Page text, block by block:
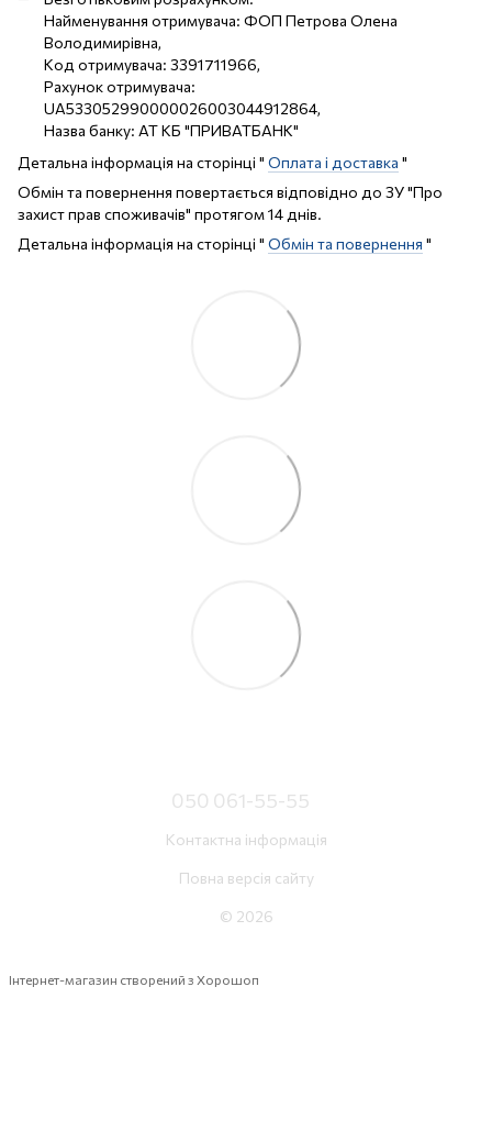
Найменування отримувача: ФОП Петрова Олена
Володимирівна,
Код отримувача: 3391711966,
Рахунок отримувача:
UA533052990000026003044912864,
Назва банку: АТ КБ "ПРИВАТБАНК"
Детальна інформація на сторінці " Оплата і доставка "
Обмін та повернення повертається відповідно до ЗУ "Про
захист прав споживачів" протягом 14 днів.
Детальна інформація на сторінці " Обмін та повернення "
050 061-55-55
Контактна інформація
Повна версія сайту
© 2026
Інтернет-магазин створений з Хорошоп